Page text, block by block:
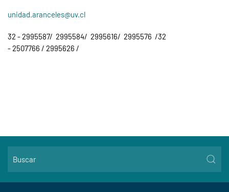
unidad.aranceles@uv.cl
32 - 2995587/ 2995584/ 2995616/ 2995576 /32
-2507766 / 2995626 /